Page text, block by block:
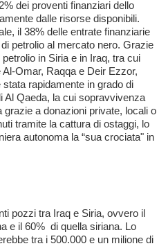
dei proventi finanziari dello
dalle risorse disponibili.
il 38% delle entrate finanziarie
petrolio al mercato nero. Grazie
in Siria e in Iraq, tra cui
Omar, Raqqa e Deir Ezzor,
rapidamente in grado di
Al Qaeda, la cui sopravvivenza
a donazioni private, locali o
tramite la cattura di ostaggi, lo
autonoma la “sua crociata" in
e il 60% di quella siriana. Lo
tra i 500.000 e un milione di